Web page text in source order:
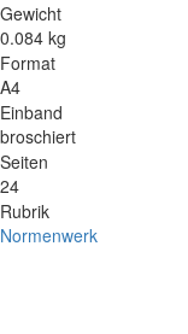
Gewicht
0.084 kg
Format
A4
Einband
broschiert
Seiten
24
Rubrik
Normenwerk